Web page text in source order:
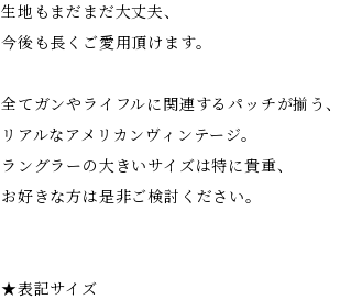
生地もまだまだ大丈夫、
今後も長くご愛用頂けます。
全てガンやライフルに関連するパッチが揃う、
リアルなアメリカンヴィンテージ。
ラングラーの大きいサイズは特に貴重、
お好きな方は是非ご検討ください。
★表記サイズ